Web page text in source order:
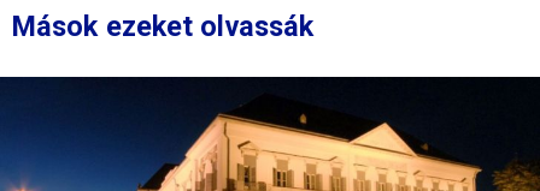
Mások ezeket olvassák